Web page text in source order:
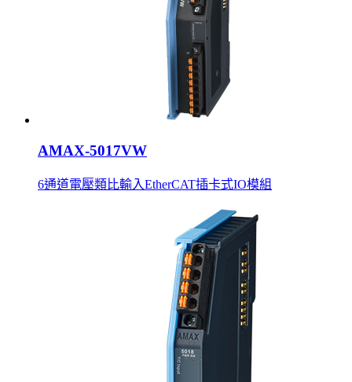
AMAX-5017VW
6通道電壓類比輸入EtherCAT插卡式IO模組